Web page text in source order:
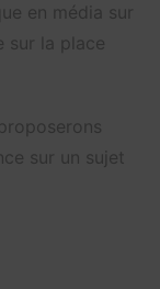
en média sur
sur la place
sur un sujet